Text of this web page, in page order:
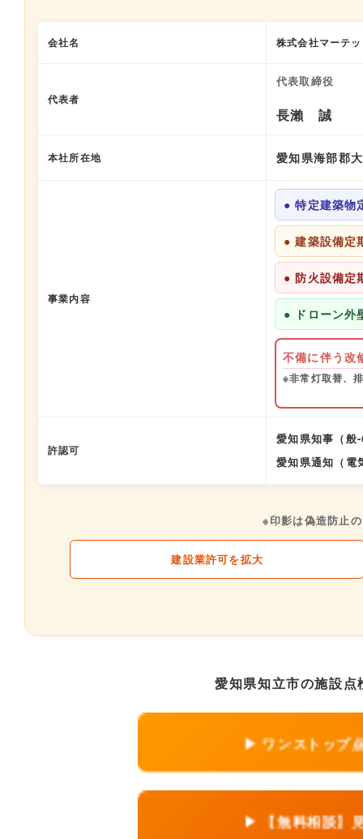
会社名 株式会社マーテ
代表者
代表取締役
長瀨 誠
本社所在地 愛知県海部郡
事業内容
● 特定建築物
● 建築設備定
● 防火設備定
● ドローン外
不備に伴う改
※非常灯取替、
許認可
愛知県知事（般
愛知県通知（電
※印影は偽造防止
建設業許可を拡大
愛知県知立市の施設
▶ ワンストップ
▶ 【無料相談】